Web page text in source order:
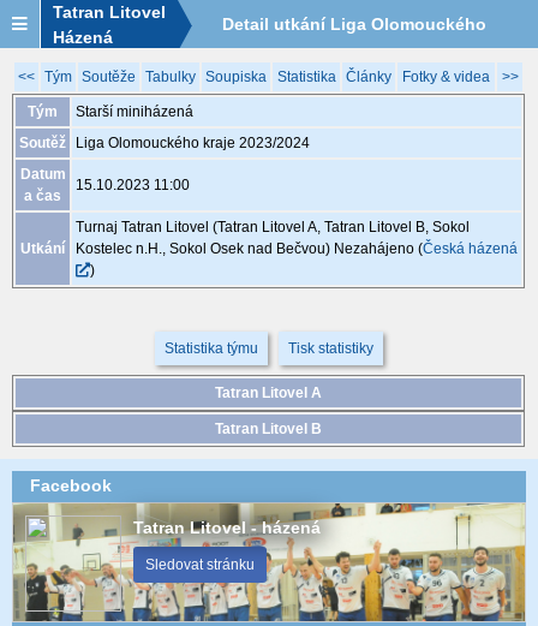
Tatran Litovel
Házená
Detail utkání Liga Olomouckého
kraje 2023/2024, MOA011, 15.10.
<< Tým Soutěže Tabulky Soupiska Statistika Články Fotky & videa >>
Tým
Starší miniházená
Soutěž
Liga Olomouckého kraje 2023/2024
Datum
a čas
15.10.2023 11:00
Utkání
Turnaj Tatran Litovel (Tatran Litovel A, Tatran Litovel B, Sokol
Kostelec n.H., Sokol Osek nad Bečvou) Nezahájeno (Česká házená
)
Statistika týmu Tisk statistiky
Tatran Litovel A
Tatran Litovel B
Facebook
Tatran Litovel - házená
Sledovat stránku